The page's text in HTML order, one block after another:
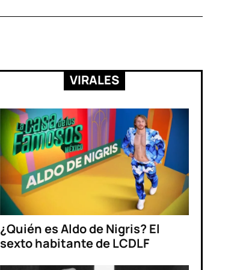
VIRALES
¿Quién es Aldo de Nigris? El
sexto habitante de LCDLF